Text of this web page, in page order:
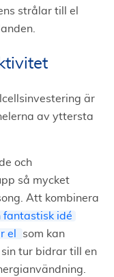
strålar till el
är
av yttersta
och
så mycket
Att kombinera
fantastisk idé
el
som kan
tur bidrar till en